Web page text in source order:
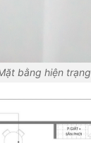
bằng hiện trạng